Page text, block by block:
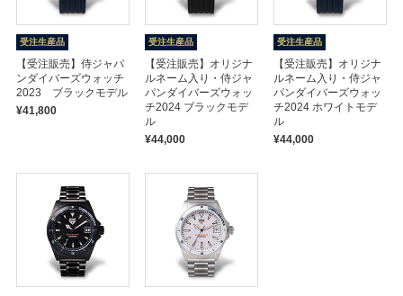
受注生産品
【受注販売】侍ジャパ
ンダイバーズウォッチ
2023 ブラックモデル
¥41,800
受注生産品
【受注販売】オリジナ
ルネーム入り・侍ジャ
パンダイバーズウォッ
チ2024 ブラックモデ
ル
¥44,000
受注生産品
【受注販売】オリジナ
ルネーム入り・侍ジャ
パンダイバーズウォッ
チ2024 ホワイトモデ
ル
¥44,000